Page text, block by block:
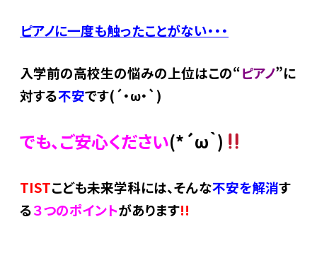
ピアノに一度も触ったことがない・・・
入学前の高校生の悩みの上位はこの“ピアノ”に
対する不安です(´・ω・`)
でも、ご安心ください(*´ω｀)
TISTこども未来学科には、そんな不安を解消す
る３つのポイントがあります!!